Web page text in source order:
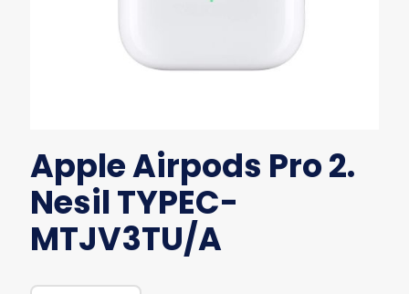
Apple Airpods Pro 2.
Nesil TYPEC-
MTJV3TU/A